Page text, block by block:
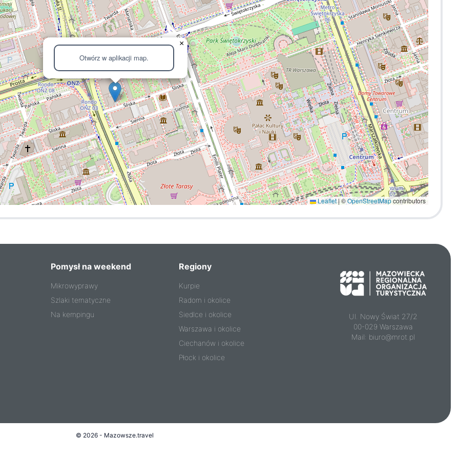
Otwórz w aplikacji map.
×
Leaflet|©OpenStreetMapcontributors
Pomysł na weekend
Mikrowyprawy
Szlaki tematyczne
Na kempingu
Regiony
Kurpie
Radom i okolice
Siedlce i okolice
Warszawa i okolice
Ciechanów i okolice
Płock i okolice
Ul. Nowy Świat 27/2
00-029 Warszawa
Mail: biuro@mrot.pl
© 2026 - Mazowsze.travel